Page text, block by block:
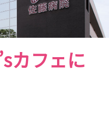
カフェに